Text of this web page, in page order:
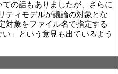
の話もありましたが、さらに
ティモデルが議論の対象とな
対象をファイル名で指定する
」という意見も出ているよう